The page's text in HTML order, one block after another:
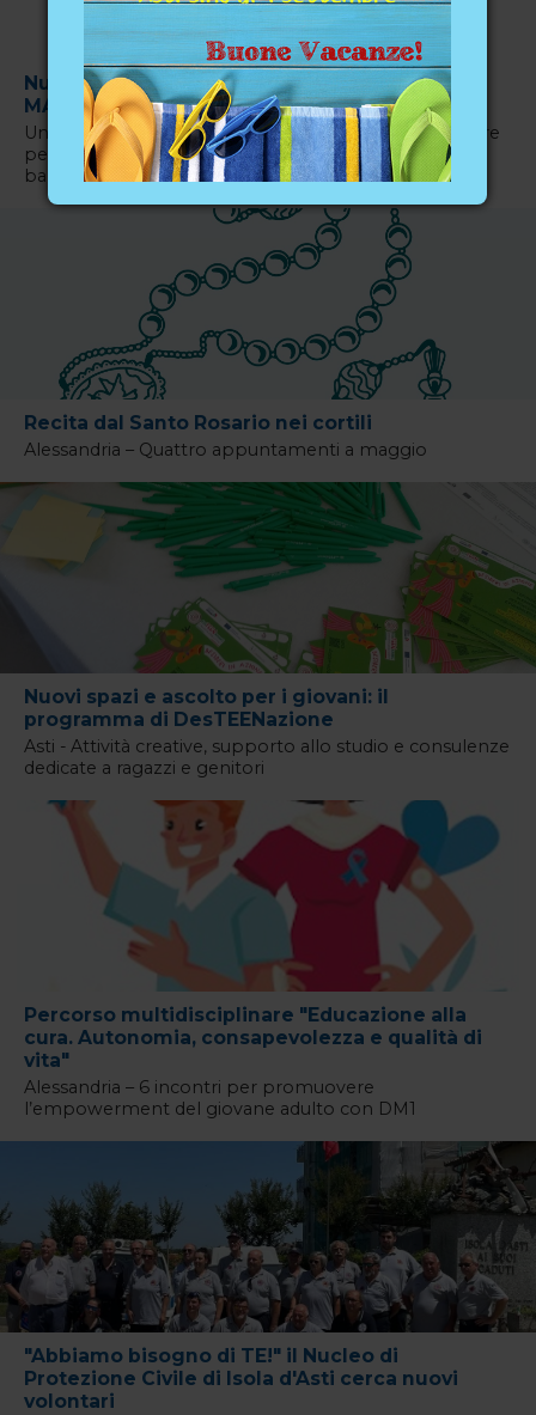
Nuove sinergie per il territorio: la Cooperativa
MAIA cerca associazioni
Un appello ad associazioni e gruppi locali per costruire
percorsi di crescita e bellezza insieme a mamme e
bambini
Recita dal Santo Rosario nei cortili
Alessandria – Quattro appuntamenti a maggio
Nuovi spazi e ascolto per i giovani: il
programma di DesTEENazione
Asti - Attività creative, supporto allo studio e consulenze
dedicate a ragazzi e genitori
Percorso multidisciplinare "Educazione alla
cura. Autonomia, consapevolezza e qualità di
vita"
Alessandria – 6 incontri per promuovere
l’empowerment del giovane adulto con DM1
"Abbiamo bisogno di TE!" il Nucleo di
Protezione Civile di Isola d'Asti cerca nuovi
volontari